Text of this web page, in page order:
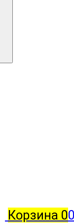
Корзина 0